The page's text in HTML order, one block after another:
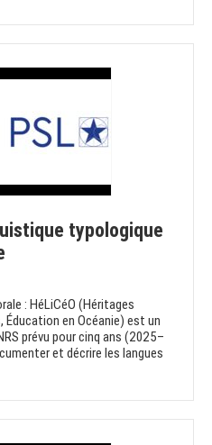
typologique
: HéLiCéO (Héritages
en Océanie) est un
prévu pour cinq ans (2025–
et décrire les langues